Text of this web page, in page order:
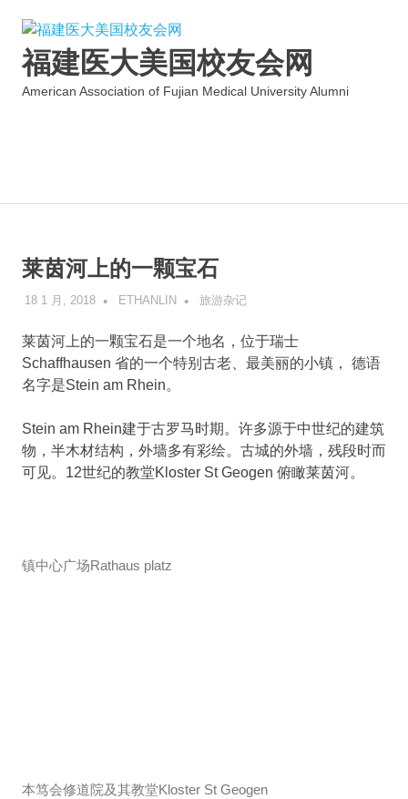
content
福建医大美国校友会网
American Association of Fujian Medical University Alumni
莱茵河上的一颗宝石
18 1 月, 2018 ETHANLIN 旅游杂记
莱茵河上的一颗宝石是一个地名，位于瑞士
Schaffhausen 省的一个特别古老、最美丽的小镇， 德语
名字是Stein am Rhein。
Stein am Rhein建于古罗马时期。许多源于中世纪的建筑
物，半木材结构，外墙多有彩绘。古城的外墙，残段时而
可见。12世纪的教堂Kloster St Geogen 俯瞰莱茵河。
镇中心广场Rathaus platz
本笃会修道院及其教堂Kloster St Geogen